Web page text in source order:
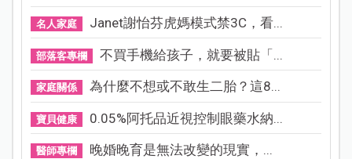
名人家庭 Janet謝怡芬虎媽模式禁3C，看...
部落客專欄 不買手機給孩子，就要被貼「...
家庭關係 為什麼不想或不敢生二胎？這8...
寶貝健康 0.05%阿托品近視控制眼藥水納...
醫師專欄 晚婚晚育是無法改變的現實，...